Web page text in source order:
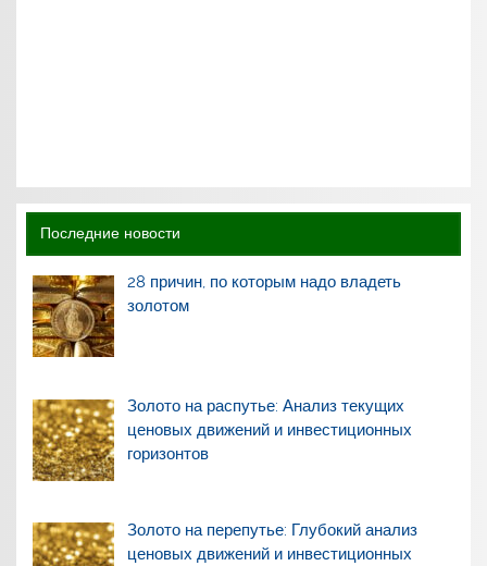
Последние новости
28 причин, по которым надо владеть
золотом
Золото на распутье: Анализ текущих
ценовых движений и инвестиционных
горизонтов
Золото на перепутье: Глубокий анализ
ценовых движений и инвестиционных